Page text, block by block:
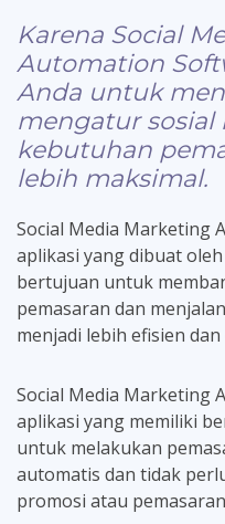
Karena Social
Automation
Anda untuk
mengatur
kebutuhan
lebih maksimal.
Social Media Marketing
aplikasi yang dibuat
bertujuan untuk
pemasaran dan
menjadi lebih efisien
Social Media Marketing
aplikasi yang memiliki
untuk melakukan
automatis dan tidak
promosi atau